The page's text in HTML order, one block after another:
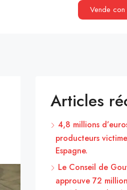
Vende
Articles
4,8 millions
producteurs
Espagne.
Le Conseil de
approuve 72